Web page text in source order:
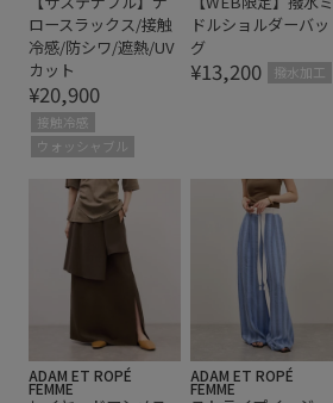
ロースラックス/接触
冷感/防シワ/遮熱/UV
カット
¥20,900
接触冷感
ウォッシャブル
ドルショルダーバッ
グ
¥13,200 撥水加工
ADAM ET ROPÉ
FEMME
ADAM ET ROPÉ
FEMME